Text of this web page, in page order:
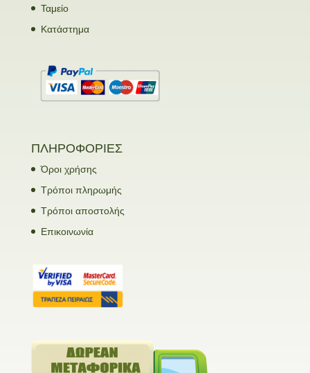
Ταμείο
Κατάστημα
ΠΛΗΡΟΦΟΡΙΕΣ
Όροι χρήσης
Τρόποι πληρωμής
Τρόποι αποστολής
Επικοινωνία